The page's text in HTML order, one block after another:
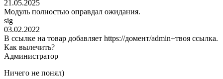
21.05.2025
Модуль полностью оправдал ожидания.
sig
03.02.2022
В ссылке на товар добавляет https://домент/admin+твоя ссылка.
Как вылечить?
Администратор
Ничего не понял)